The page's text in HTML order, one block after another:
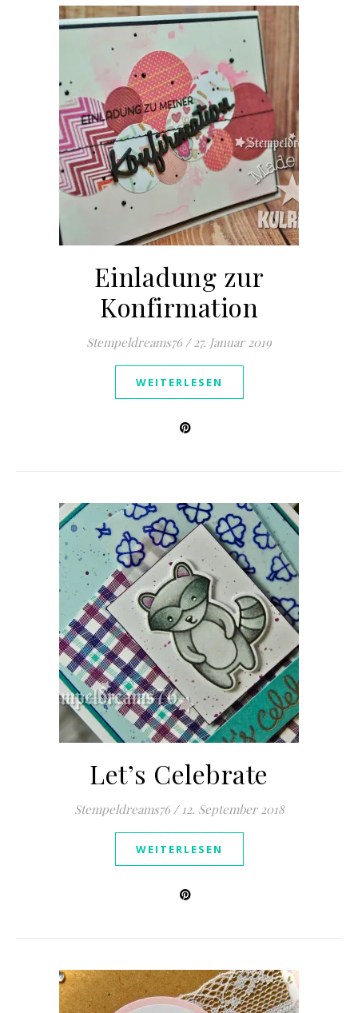
Einladung zur
Konfirmation
Stempeldreams76 / 27. Januar 2019
WEITERLESEN
Let’s Celebrate
Stempeldreams76 / 12. September 2018
WEITERLESEN